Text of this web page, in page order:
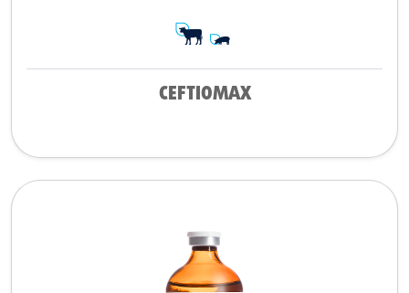
CEFTIOMAX